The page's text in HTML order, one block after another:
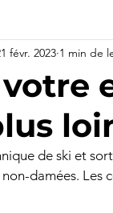
votre
févr. 2023 1 min de
de ski et
damées. Les